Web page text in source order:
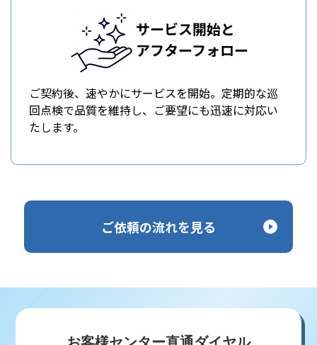
サービス開始と
アフターフォロー
ご契約後、速やかにサービスを開始。定期的な巡
回点検で品質を維持し、ご要望にも迅速に対応い
たします。
ご依頼の流れを見る
お客様センター直通ダイヤル